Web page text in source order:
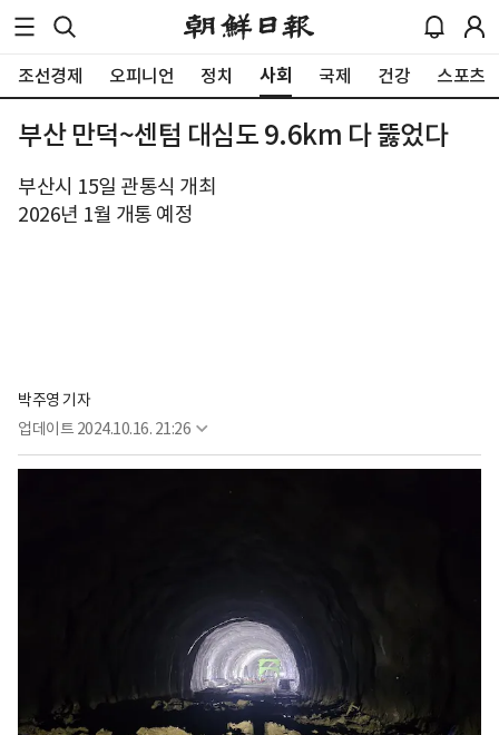
조선경제 오피니언 정치 사회 국제 건강 스포츠
부산 만덕~센텀 대심도 9.6km 다 뚫었다
부산시 15일 관통식 개최
2026년 1월 개통 예정
박주영 기자
업데이트 2024.10.16. 21:26